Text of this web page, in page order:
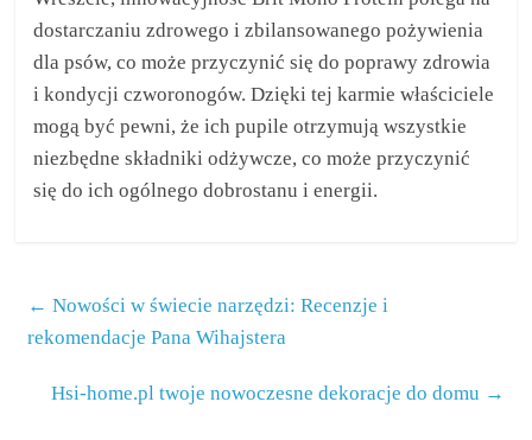
dostarczaniu zdrowego i zbilansowanego pożywienia
dla psów, co może przyczynić się do poprawy zdrowia
i kondycji czworonogów. Dzięki tej karmie właściciele
mogą być pewni, że ich pupile otrzymują wszystkie
niezbędne składniki odżywcze, co może przyczynić
się do ich ogólnego dobrostanu i energii.
← Nowości w świecie narzędzi: Recenzje i
rekomendacje Pana Wihajstera
Hsi-home.pl twoje nowoczesne dekoracje do domu →